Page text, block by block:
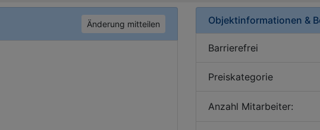
Änderung mitteilen Objektinformationen &
Barrierefrei
Preiskategorie
Anzahl Mitarbeiter: